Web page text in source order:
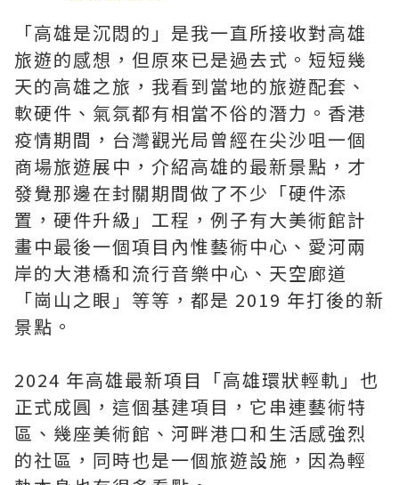
「高雄是沉悶的」是我一直所接收對高雄
旅遊的感想，但原來已是過去式。短短幾
天的高雄之旅，我看到當地的旅遊配套、
軟硬件、氣氛都有相當不俗的潛力。香港
疫情期間，台灣觀光局曾經在尖沙咀一個
商場旅遊展中，介紹高雄的最新景點，才
發覺那邊在封關期間做了不少「硬件添
置，硬件升級」工程，例子有大美術館計
畫中最後一個項目內惟藝術中心、愛河兩
岸的大港橋和流行音樂中心、天空廊道
「崗山之眼」等等，都是 2019 年打後的新
景點。
2024 年高雄最新項目「高雄環狀輕軌」也
正式成圓，這個基建項目，它串連藝術特
區、幾座美術館、河畔港口和生活感強烈
的社區，同時也是一個旅遊設施，因為輕